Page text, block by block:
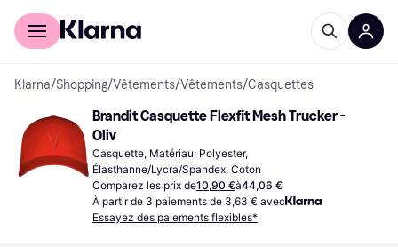
Acheter avec Klarna
Klarna/Shopping/Vêtements/Vêtements/Casquettes
Brandit Casquette Flexfit Mesh Trucker -
Oliv
Casquette, Matériau: Polyester,
Élasthanne/Lycra/Spandex, Coton
Comparez les prix de10,90 €à44,06 €
À partir de 3 paiements de 3,63 € avec
Essayez des paiements flexibles*